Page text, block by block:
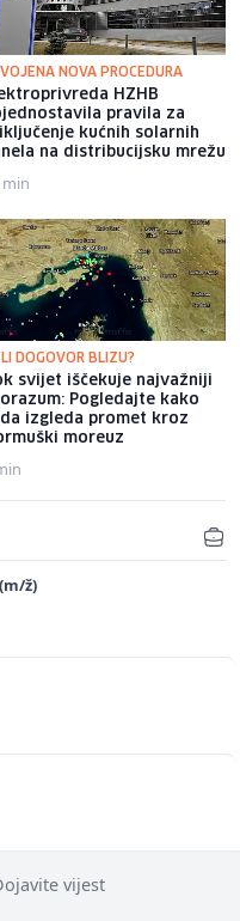
NOVA PROCEDURA
HZHB
pravila za
kućnih solarnih
na distribucijsku mrežu
min
DOGOVOR BLIZU?
svijet iščekuje najvažniji
Pogledajte kako
izgleda promet kroz
moreuz
ž)
vijest